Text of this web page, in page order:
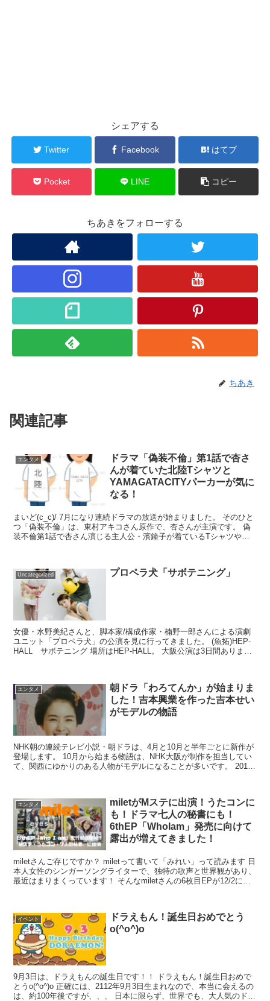
シェアする
Twitter Facebook はてブ
Pocket LINE コピー
ちあきをフォローする
ちあき
関連記事
エンタメ
ドラマ「偽装不倫」第1話で杏さ
んが着ていた北陸Tシャツと
YAMAGATACITYパーカーが気に
なる！
まいど(c_c)/ 7月になり連続ドラマの放送が始まりました。 そのひと
つ「偽装不倫」は、東村アキコさん原作で、杏さんが主演です。 偽
装不倫第1話で杏さん演じる主人公・濱鐘子が着ているTシャツやパ
Uncategorized プロペラ犬「サボテニング」
女優・水野美紀さんと、脚本家/構成作家・楠野一郎さんによる演劇
ユニット「プロペラ犬」の公演を見に行ってきました。 (魚拓)HEP-
HALL サボテニング 場所はHEP-HALL。 大阪公演は3日間ありまし
エンタメ
朝ドラ「わろてんか」が始まりま
した！吉本興業を作った吉本せい
がモデルの物語
NHK朝の連続テレビ小説・朝ドラは、4月と10月と半年ごとに新作が
登場します。 10月から始まる物語は、NHK大阪が制作を担当してい
て、関西にゆかりのある人物がモデルになることが多いです。 2017
エンタメ
miletがMステに出演！うたコンに
も！ドラマ七人の秘書にも！
6thEP「WhoIam」発売に向けて
露出が増えてきました！
miletさんご存じですか？ miletって書いて「みれい」って読みます 日
本人女性のシンガーソングライターで、独特の歌声と世界観があり、
最近はまりまくっています！ そんなmiletさんの6枚目EPが12/2に発
イベント
ドラえもん！誕生日おめでとう
o(^o^)o
9月3日は、ドラえもんの誕生日です！！ ドラえもん！誕生日おめで
とうo(^o^)o 正確には、2112年9月3日生まれなので、本当に会えるの
は、約100年後ですが、、、 日本に限らず、世界でも、大人気のドラ